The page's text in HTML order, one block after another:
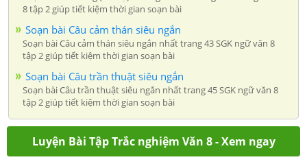
8 tập 2 giúp tiết kiệm thời gian soạn bài
Soạn bài Câu cảm thán siêu ngắn
Soạn bài Câu cảm thán siêu ngắn nhất trang 43 SGK ngữ văn 8
tập 2 giúp tiết kiệm thời gian soạn bài
Soạn bài Câu trần thuật siêu ngắn
Soạn bài Câu trần thuật siêu ngắn nhất trang 45 SGK ngữ văn 8
tập 2 giúp tiết kiệm thời gian soạn bài
Luyện Bài Tập Trắc nghiệm Văn 8 - Xem ngay